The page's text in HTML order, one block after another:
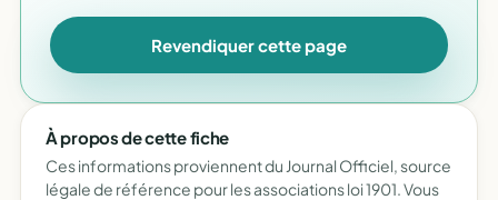
Revendiquer cette page
À propos de cette fiche
Ces informations proviennent du Journal Officiel, source
légale de référence pour les associations loi 1901. Vous